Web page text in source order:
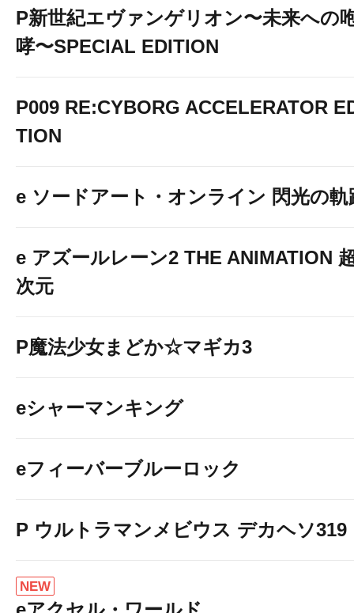
P新世紀エヴァンゲリオン〜未来への
哮〜SPECIAL EDITION
P009 RE:CYBORG ACCELERATOR
TION
e ソードアート・オンライン 閃光の軌
e アズールレーン2 THE ANIMATION
次元
P魔法少女まどか☆マギカ3
eシャーマンキング
eフィーバーブルーロック
P ウルトラマンメビウス デカヘソ319
NEW